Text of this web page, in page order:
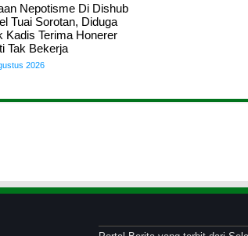
Nepotisme Di Dishub
Tuai Sorotan, Diduga
Kadis Terima Honerer
Tak Bekerja
2026